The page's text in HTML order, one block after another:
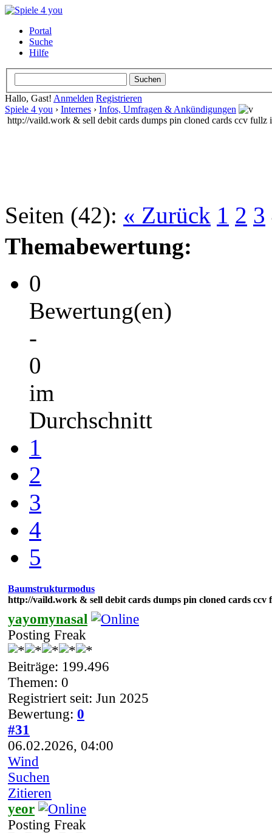
Portal
Suche
Hilfe
Hallo, Gast! Anmelden Registrieren
Spiele 4 you › Internes › Infos, Umfragen & Ankündigungen
http://vaild.work & sell debit cards dumps pin cloned cards ccv fullz
Seiten (42): « Zurück 1 2 3
Themabewertung:
0
Bewertung(en)
-
0
im
Durchschnitt
1
2
3
4
5
Baumstrukturmodus
http://vaild.work & sell debit cards dumps pin cloned cards ccv
yayomynasal
Posting Freak
Beiträge: 199.496
Themen: 0
Registriert seit: Jun 2025
Bewertung: 0
#31
06.02.2026, 04:00
Wind
Suchen
Zitieren
yeor
Posting Freak